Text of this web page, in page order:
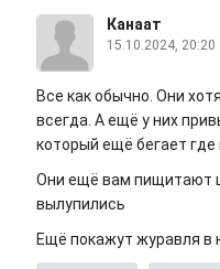
Канаат
15.10.2024, 20:20
Все как обычно. Они
всегда. А ещё у них
который ещё бегает где
Они ещё вам пищитают
вылупились
Ещё покажут журавля в